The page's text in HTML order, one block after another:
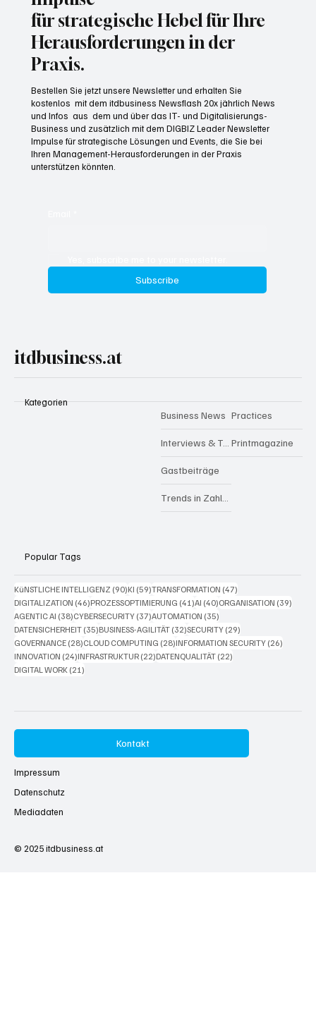
für strategische Hebel für Ihre
Herausforderungen in der
Praxis.
Subscribe
Bestellen Sie jetzt unsere Newsletter und erhalten Sie
kostenlos mit dem itdbusiness Newsflash 20x jährlich News
und Infos aus dem und über das IT- und Digitalisierungs-
Business und zusätzlich mit dem DIGBIZ Leader Newsletter
Impulse für strategische Lösungen und Events, die Sie bei
Ihren Management-Herausforderungen in der Praxis
unterstützen könnten.
itdbusiness.at
Kategorien
Business News
Interviews & Talks
Gastbeiträge
Practices
Printmagazine
Popular Tags
KüNSTLICHE INTELLIGENZ (90)90 Beiträge
KI (59)59 Beiträge
TRANSFORMATION (47)
DIGITALIZATION (46)46 Beiträge
PROZESSOPTIMIERUNG (41)41 Beiträge
AI (40)40 Beiträge
ORGANISATION (39)
AGENTIC AI (38)38 Beiträge
CYBERSECURITY (37)37 Beiträge
AUTOMATION (35)
DATENSICHERHEIT (35)35 Beiträge
BUSINESS-AGILITÄT (32)32 Beiträge
SECURITY (29)
GOVERNANCE (28)28 Beiträge
CLOUD COMPUTING (28)28 Beiträge
INFORMATION SECURITY (26)
INNOVATION (24)24 Beiträge
INFRASTRUKTUR (22)22 Beiträge
DATENQUALITÄT (22)
DIGITAL WORK (21)
Kontakt
Impressum
Datenschutz
Mediadaten
© 2025itdbusiness.at